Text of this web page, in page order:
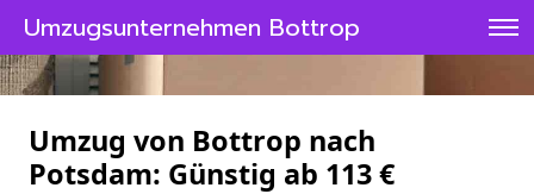
Umzugsunternehmen Bottrop
Umzug von Bottrop nach
Potsdam: Günstig ab 113 €